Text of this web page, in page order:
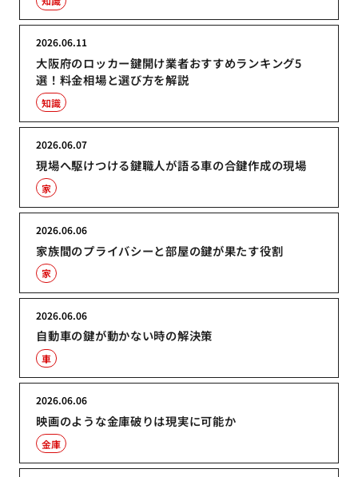
大阪府のロッカー鍵開け業者おすすめランキング5
選！料金相場と選び方を解説
2026.06.11
知識
現場へ駆けつける鍵職人が語る車の合鍵作成の現場
2026.06.07
家
家族間のプライバシーと部屋の鍵が果たす役割
2026.06.06
家
自動車の鍵が動かない時の解決策
2026.06.06
車
映画のような金庫破りは現実に可能か
2026.06.06
金庫